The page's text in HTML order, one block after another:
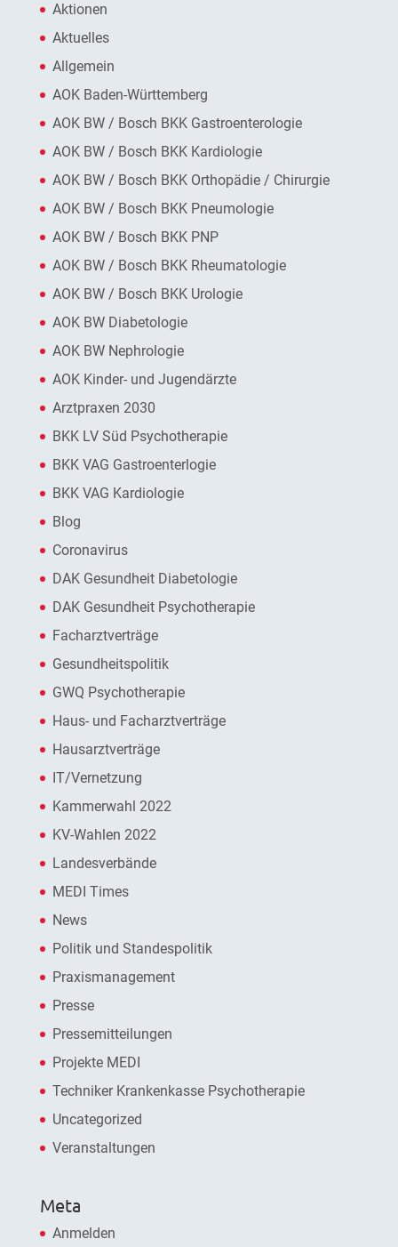
Aktionen
Aktuelles
Allgemein
AOK Baden-Württemberg
AOK BW / Bosch BKK Gastroenterologie
AOK BW / Bosch BKK Kardiologie
AOK BW / Bosch BKK Orthopädie / Chirurgie
AOK BW / Bosch BKK Pneumologie
AOK BW / Bosch BKK PNP
AOK BW / Bosch BKK Rheumatologie
AOK BW / Bosch BKK Urologie
AOK BW Diabetologie
AOK BW Nephrologie
AOK Kinder- und Jugendärzte
Arztpraxen 2030
BKK LV Süd Psychotherapie
BKK VAG Gastroenterlogie
BKK VAG Kardiologie
Blog
Coronavirus
DAK Gesundheit Diabetologie
DAK Gesundheit Psychotherapie
Facharztverträge
Gesundheitspolitik
GWQ Psychotherapie
Haus- und Facharztverträge
Hausarztverträge
IT/Vernetzung
Kammerwahl 2022
KV-Wahlen 2022
Landesverbände
MEDI Times
News
Politik und Standespolitik
Praxismanagement
Presse
Pressemitteilungen
Projekte MEDI
Techniker Krankenkasse Psychotherapie
Uncategorized
Veranstaltungen
Meta
Anmelden